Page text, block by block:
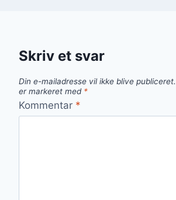
Skriv et svar
Din e-mailadresse vil ikke blive publiceret.
er markeret med *
Kommentar *